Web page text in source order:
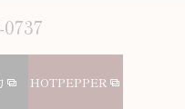
数比較ガイド
にとって、まつ毛エク
HOTPEPPER